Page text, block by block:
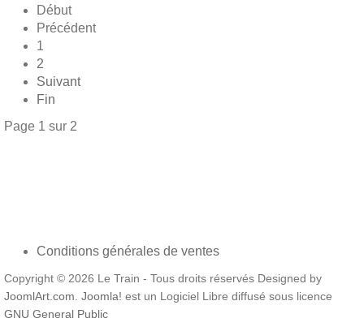
Début
Précédent
1
2
Suivant
Fin
Page 1 sur 2
Conditions générales de ventes
Copyright © 2026 Le Train - Tous droits réservés Designed by
JoomlArt.com. Joomla! est un Logiciel Libre diffusé sous licence
GNU General Public